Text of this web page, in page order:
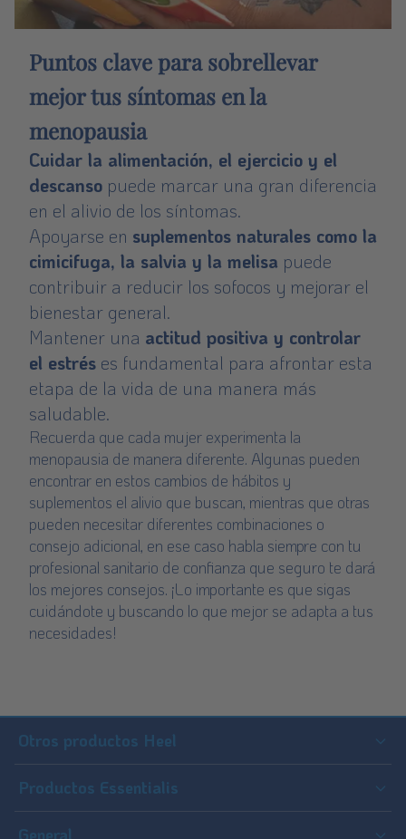
Puntos clave para sobrellevar
mejor tus síntomas en la
menopausia
Cuidar la alimentación, el ejercicio y el
descanso puede marcar una gran diferencia
en el alivio de los síntomas.
Apoyarse en suplementos naturales como la
cimicifuga, la salvia y la melisa puede
contribuir a reducir los sofocos y mejorar el
bienestar general.
Mantener una actitud positiva y controlar
el estrés es fundamental para afrontar esta
etapa de la vida de una manera más
saludable.
Recuerda que cada mujer experimenta la
menopausia de manera diferente. Algunas pueden
encontrar en estos cambios de hábitos y
suplementos el alivio que buscan, mientras que otras
pueden necesitar diferentes combinaciones o
consejo adicional, en ese caso habla siempre con tu
profesional sanitario de confianza que seguro te dará
los mejores consejos. ¡Lo importante es que sigas
cuidándote y buscando lo que mejor se adapta a tus
necesidades!
Footer
Sitemap
Otros productos Heel
Productos Essentialis